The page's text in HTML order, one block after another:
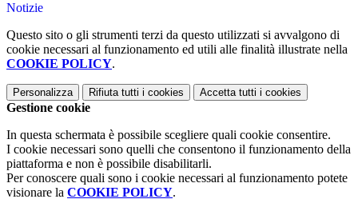
Notizie
Questo sito o gli strumenti terzi da questo utilizzati si avvalgono di
cookie necessari al funzionamento ed utili alle finalità illustrate nella
COOKIE POLICY.
Personalizza Rifiuta tutti i cookies Accetta tutti i cookies
Gestione cookie
In questa schermata è possibile scegliere quali cookie consentire.
I cookie necessari sono quelli che consentono il funzionamento della
piattaforma e non è possibile disabilitarli.
Per conoscere quali sono i cookie necessari al funzionamento potete
visionare la COOKIE POLICY.